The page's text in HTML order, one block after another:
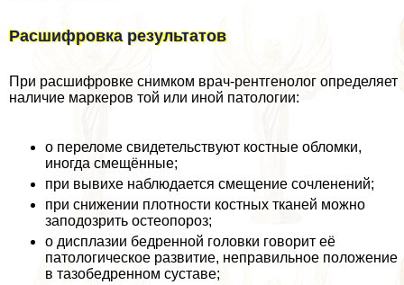
Расшифровка результатов
При расшифровке снимком врач-рентгенолог определяет
наличие маркеров той или иной патологии:
о переломе свидетельствуют костные обломки,
иногда смещённые;
при вывихе наблюдается смещение сочлeнений;
при снижении плотности костных тканей можно
заподозрить остеопороз;
о дисплазии бедренной головки говорит её
патологическое развитие, неправильное положение
в тазобедренном суставе;